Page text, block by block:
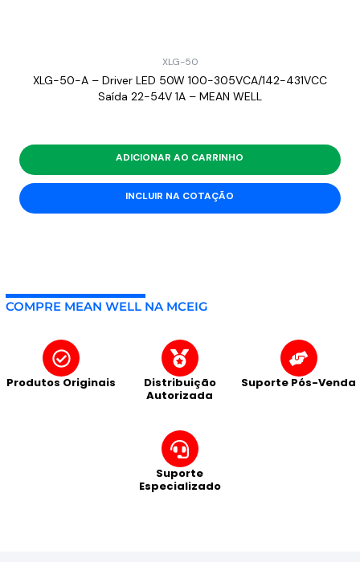
XLG-50
XLG-50-A – Driver LED 50W 100-305VCA/142-431VCC
Saída 22-54V 1A – MEAN WELL
ADICIONAR AO CARRINHO
INCLUIR NA COTAÇÃO
COMPRE MEAN WELL NA MCEIG
Produtos Originais
Distribuição
Autorizada
Suporte Pós-Venda
Suporte
Especializado